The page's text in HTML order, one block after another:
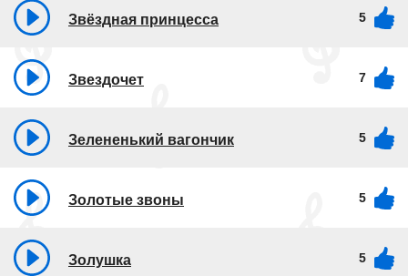
Звёздная принцесса 5
Звездочет 7
Зелененький вагончик 5
Золотые звоны 5
Золушка 5